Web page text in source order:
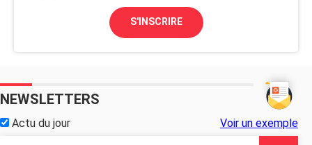
S'INSCRIRE
NEWSLETTERS
Actu du jour Voir un exemple